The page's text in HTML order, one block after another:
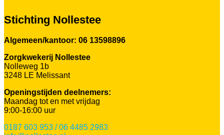
Stichting Nollestee
Algemeen/kantoor: 06 13598896
Zorgkwekerij Nollestee
Nolleweg 1b
3248 LE Melissant
Openingstijden deelnemers:
Maandag tot en met vrijdag
9:00-16:00 uur
0187 603 953 / 06 4485 2983